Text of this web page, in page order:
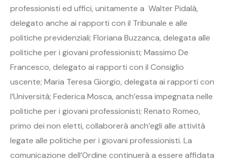
professionisti ed uffici, unitamente a Walter Pidalà,
delegato anche ai rapporti con il Tribunale e alle
politiche previdenziali; Floriana Buzzanca, delegata alle
politiche per i giovani professionisti; Massimo De
Francesco, delegato ai rapporti con il Consiglio
uscente; Maria Teresa Giorgio, delegata ai rapporti con
l’Università; Federica Mosca, anch’essa impegnata nelle
politiche per i giovani professionisti; Renato Romeo,
primo dei non eletti, collaborerà anch’egli alle attività
legate alle politiche per i giovani professionisti. La
comunicazione dell’Ordine continuerà a essere affidata